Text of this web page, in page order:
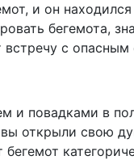
и он
бегемота,
с
и повадками в
открыли свою